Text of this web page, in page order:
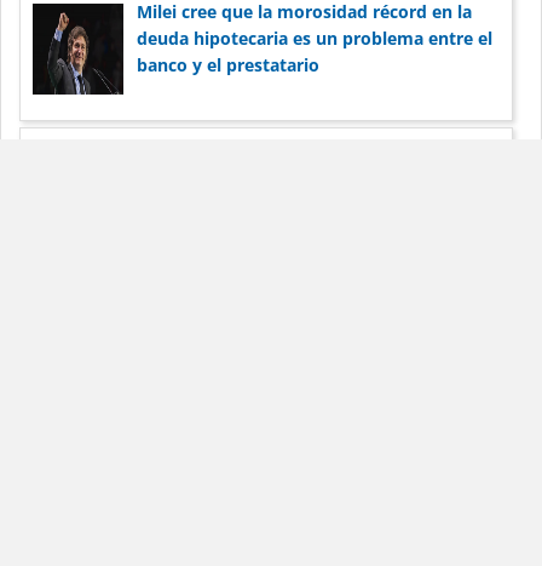
Milei cree que la morosidad récord en la
deuda hipotecaria es un problema entre el
banco y el prestatario